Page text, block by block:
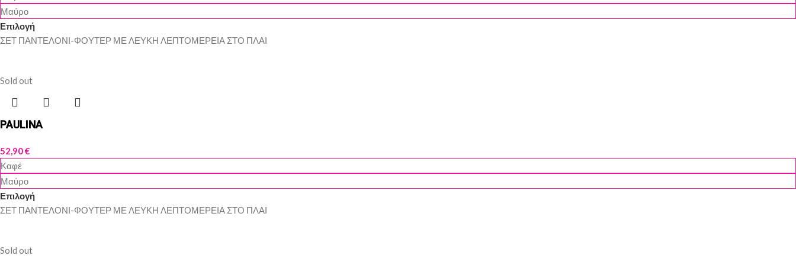
Μαύρο
Επιλογή
ΣΕΤ ΠΑΝΤΕΛΟΝΙ-ΦΟΥΤΕΡ ΜΕ ΛΕΥΚΗ ΛΕΠΤΟΜΕΡΕΙΑ ΣΤΟ ΠΛΑΙ
Sold out
PAULINA
52,90€
Καφέ
Μαύρο
Επιλογή
ΣΕΤ ΠΑΝΤΕΛΟΝΙ-ΦΟΥΤΕΡ ΜΕ ΛΕΥΚΗ ΛΕΠΤΟΜΕΡΕΙΑ ΣΤΟ ΠΛΑΙ
Sold out